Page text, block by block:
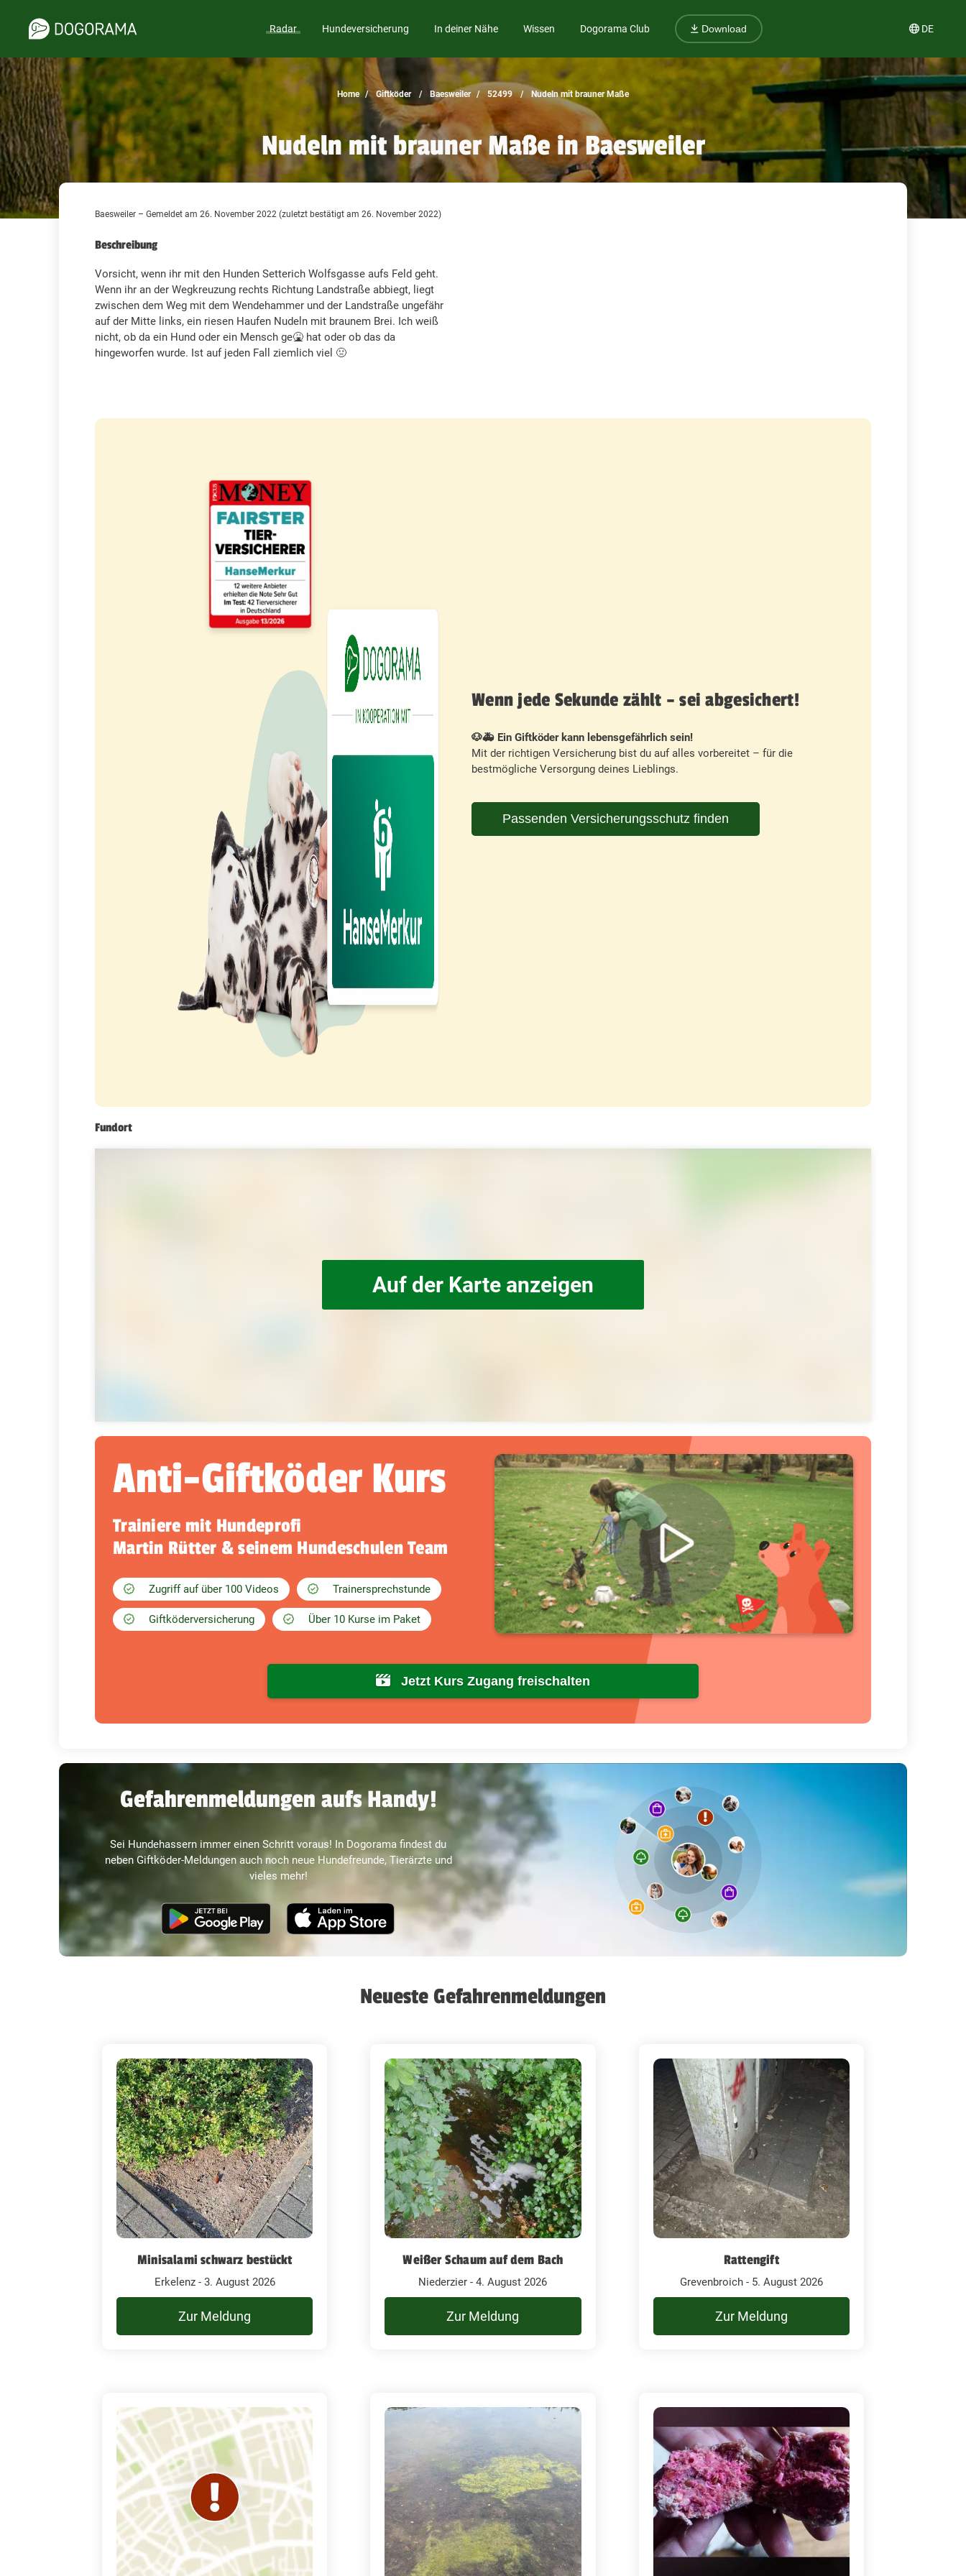
Radar Hundeversicherung In deiner Nähe Wissen Dogorama Club Download DE
Home Giftköder Baesweiler 52499 Nudeln mit brauner Maße
Nudeln mit brauner Maße in Baesweiler
Baesweiler – Gemeldet am 26. November 2022 (zuletzt bestätigt am 26. November 2022)
Beschreibung
Vorsicht, wenn ihr mit den Hunden Setterich Wolfsgasse aufs Feld geht.
Wenn ihr an der Wegkreuzung rechts Richtung Landstraße abbiegt, liegt
zwischen dem Weg mit dem Wendehammer und der Landstraße ungefähr
auf der Mitte links, ein riesen Haufen Nudeln mit braunem Brei. Ich weiß
nicht, ob da ein Hund oder ein Mensch ge🤮 hat oder ob das da
hingeworfen wurde. Ist auf jeden Fall ziemlich viel 🤢
Wenn jede Sekunde zählt – sei abgesichert!
🐶🚑 Ein Giftköder kann lebensgefährlich sein!
Mit der richtigen Versicherung bist du auf alles vorbereitet – für die
bestmögliche Versorgung deines Lieblings.
Passenden Versicherungsschutz finden
Fundort
Auf der Karte anzeigen
Anti-Giftköder Kurs
Trainiere mit Hundeprofi
Martin Rütter & seinem Hundeschulen Team
Zugriff auf über 100 Videos Trainersprechstunde
Giftköderversicherung Über 10 Kurse im Paket
Jetzt Kurs Zugang freischalten
Gefahrenmeldungen aufs Handy!
Sei Hundehassern immer einen Schritt voraus! In Dogorama findest du
neben Giftköder-Meldungen auch noch neue Hundefreunde, Tierärzte und
vieles mehr!
Neueste Gefahrenmeldungen
Minisalami schwarz bestückt
Erkelenz - 3. August 2026
Zur Meldung
Weißer Schaum auf dem Bach
Niederzier - 4. August 2026
Zur Meldung
Rattengift
Grevenbroich - 5. August 2026
Zur Meldung